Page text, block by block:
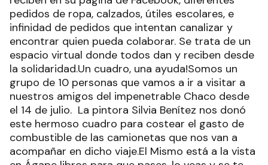
pedidos de ropa, calzados, útiles escolares, e
infinidad de pedidos que intentan canalizar y
encontrar quien pueda colaborar. Se trata de un
espacio virtual donde todos dan y reciben desde
la solidaridad.Un cuadro, una ayuda!Somos un
grupo de 10 personas que vamos a ir a visitar a
nuestros amigos del impenetrable Chaco desde
el 14 de julio. La pintora Silvia Benítez nos donó
este hermoso cuadro para costear el gasto de
combustible de las camionetas que nos van a
acompañar en dicho viaje.El Mismo está a la vista